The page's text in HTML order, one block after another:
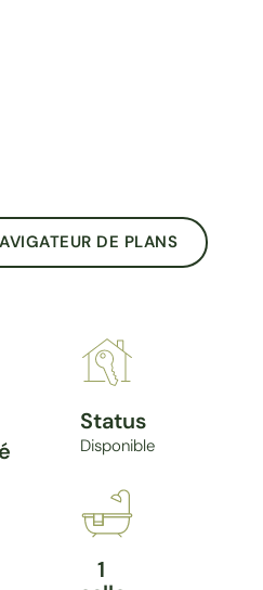
DE PLANS
Status
Disponible
1